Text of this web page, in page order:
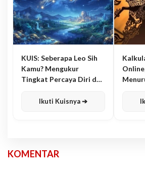
KUIS: Seberapa Leo Sih
Kamu? Mengukur
Tingkat Percaya Diri dan
Ikuti Kuisnya ➔
KOMENTAR